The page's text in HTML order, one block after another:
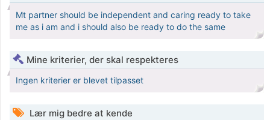
Mt partner should be independent and caring ready to take
me as i am and i should also be ready to do the same
Mine kriterier, der skal respekteres
Ingen kriterier er blevet tilpasset
Lær mig bedre at kende